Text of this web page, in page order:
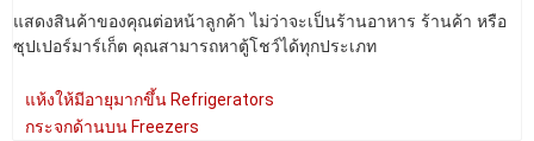
แสดงสินค้าของคุณต่อหน้าลูกค้า ไม่ว่าจะเป็นร้านอาหาร ร้านค้า หรือ
ซุปเปอร์มาร์เก็ต คุณสามารถหาตู้โชว์ได้ทุกประเภท
แห้งให้มีอายุมากขึ้น Refrigerators
กระจกด้านบน Freezers